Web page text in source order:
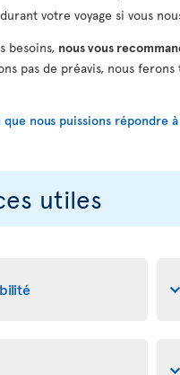
votre voyage si vous
besoins, nous vous
pas de préavis, nous
nous puissions répondre à
utiles